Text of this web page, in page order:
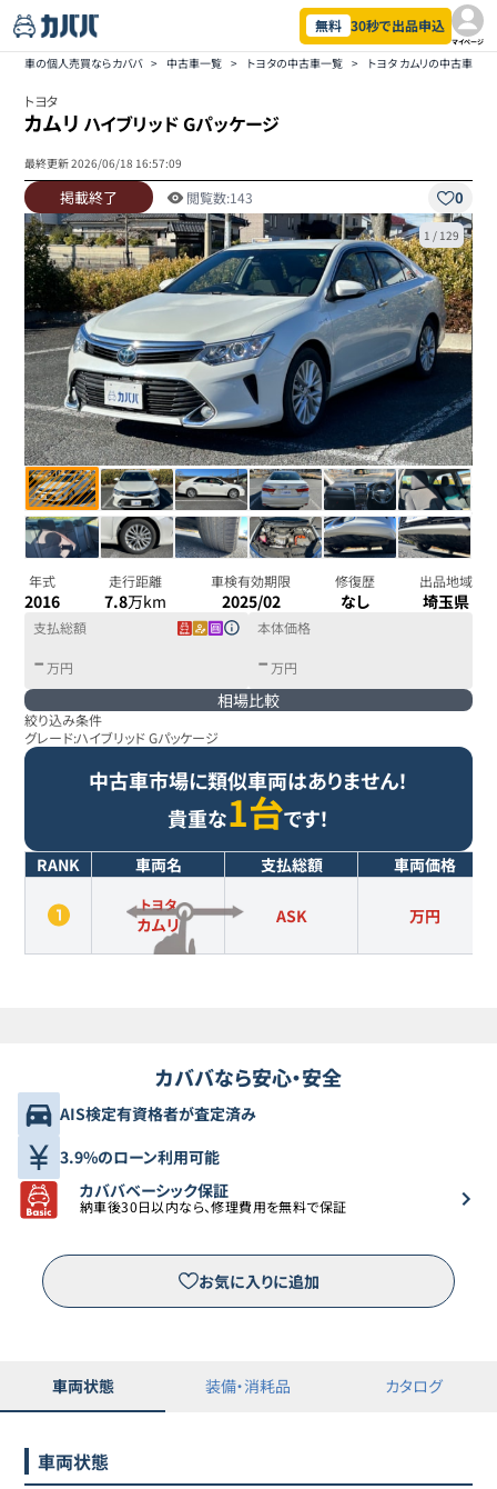
無料 30秒で出品申込
マイページ
車の個人売買ならカババ > 中古車一覧 > トヨタの中古車一覧 > トヨタ カムリの中古車一覧
トヨタ
カムリ ハイブリッド Gパッケージ
最終更新2026/06/18 16:57:09
掲載終了 閲覧数:143 0
1 / 129
年式
2016
走行距離
7.8万km
車検有効期限
2025/02
修復歴
なし
出品地域
埼玉県
支払総額
- 万円
本体価格
- 万円
相場比較
絞り込み条件
グレード:ハイブリッド Gパッケージ
中古車市場に類似車両はありません！
貴重な1台です！
RANK 車両名 支払総額 車両価格
トヨタ
カムリ ASK 万円
カババなら安心・安全
AIS検定有資格者が査定済み
3.9%のローン利用可能
カババベーシック保証
納車後30日以内なら、修理費用を無料で保証
お気に入りに追加
車両状態 装備・消耗品 カタログ
車両状態